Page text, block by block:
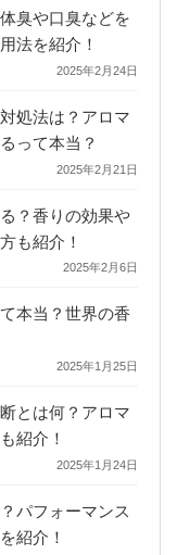
臭や口臭などを
法を紹介！
2025年2月24日
処法は？アロマ
って本当？
2025年2月21日
？香りの効果や
も紹介！
2025年2月6日
本当？世界の香
2025年1月25日
とは何？アロマ
紹介！
2025年1月24日
パフォーマンス
紹介！